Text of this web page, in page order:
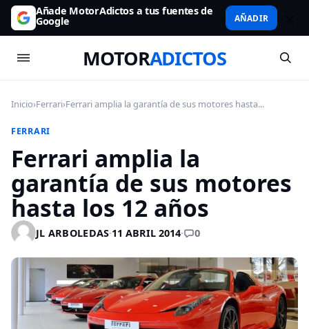
Añade MotorAdictos a tus fuentes de
Google AÑADIR
MOTORADICTOS
Inicio›Ferrari›Ferrari amplia la garantía de sus motores hasta...
FERRARI
Ferrari amplia la
garantía de sus motores
hasta los 12 años
JL ARBOLEDAS·11 ABRIL 2014· 0